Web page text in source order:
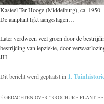
Kasteel Ter Hooge (Middelburg), ca. 1950
De aanplant lijkt aangeslagen…
Later verdween veel groen door de
bestrijding van iepziekte, door
JH
Dit bericht werd geplaatst in 1. Tuinhistorie
5 GEDACHTEN OVER “BROCHURE PLANT